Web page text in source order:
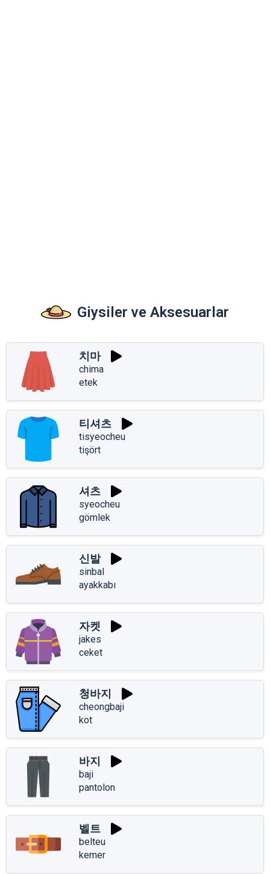
Giysiler ve Aksesuarlar
치마
chima
etek
티셔츠
tisyeocheu
tişört
셔츠
syeocheu
gömlek
신발
sinbal
ayakkabı
자켓
jakes
ceket
청바지
cheongbaji
kot
바지
baji
pantolon
벨트
belteu
kemer